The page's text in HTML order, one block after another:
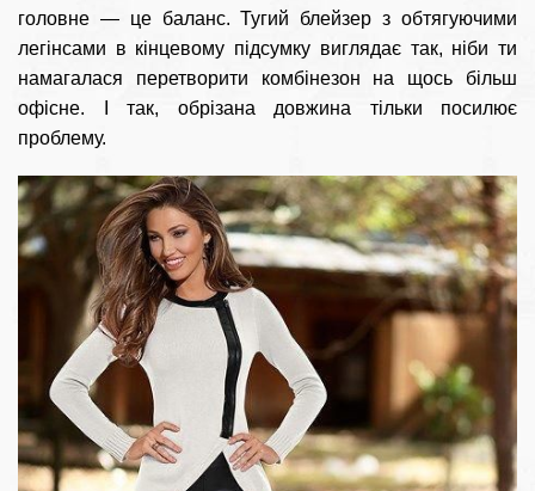
головне — це баланс. Тугий блейзер з обтягуючими
легінсами в кінцевому підсумку виглядає так, ніби ти
намагалася перетворити комбінезон на щось більш
офісне. І так, обрізана довжина тільки посилює
проблему.